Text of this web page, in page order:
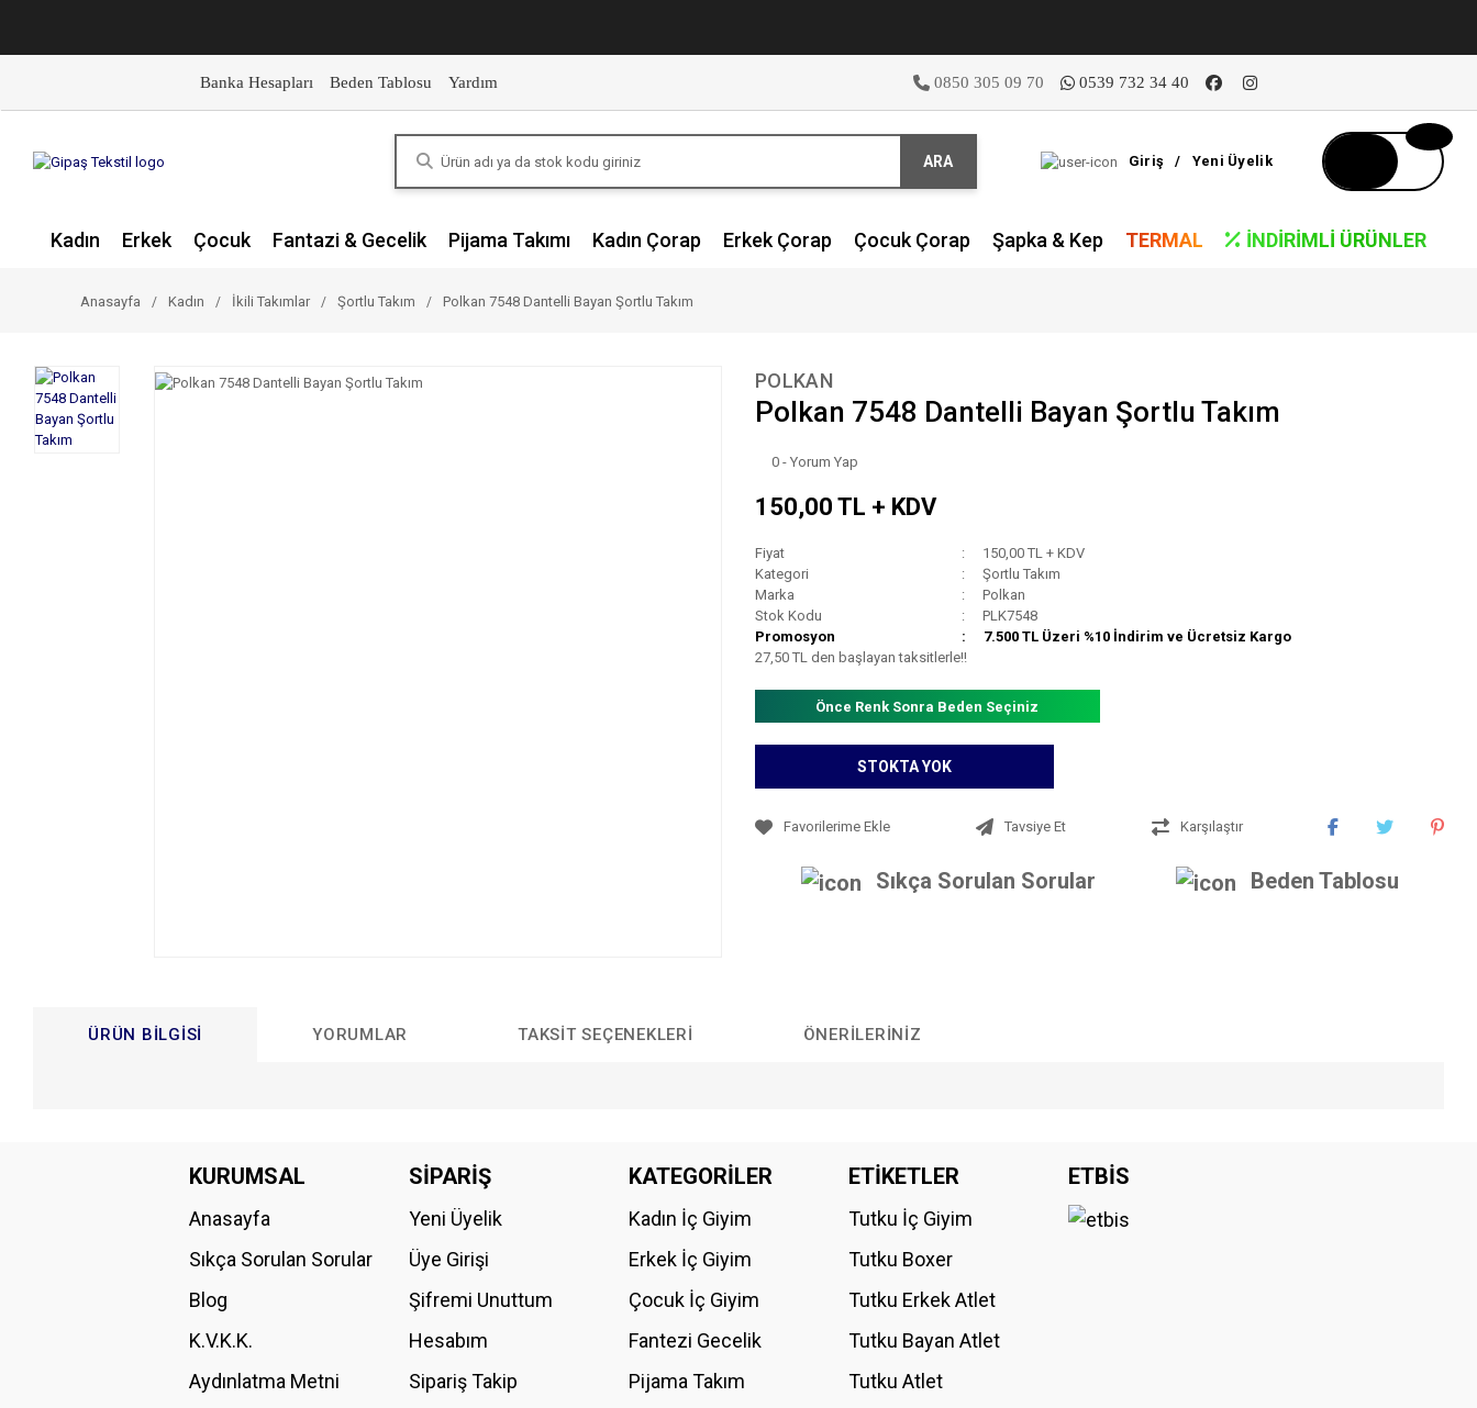
Banka Hesapları Beden Tablosu Yardım 0850 305 09 70 0539 732 34 40
ARA Giriş / Yeni Üyelik
Kadın Erkek Çocuk Fantazi & Gecelik Pijama Takımı Kadın Çorap Erkek Çorap Çocuk Çorap Şapka & Kep TERMAL İNDIRIMLI ÜRÜNLER
Anasayfa Kadın İkili Takımlar Şortlu Takım Polkan 7548 Dantelli Bayan Şortlu Takım
POLKAN
Polkan 7548 Dantelli Bayan Şortlu Takım
0 - Yorum Yap
150,00 TL + KDV
Fiyat
150,00 TL + KDV
Kategori
Şortlu Takım
Marka
Polkan
Stok Kodu
PLK7548
Promosyon
7.500 TL Üzeri %10 İndirim ve Ücretsiz Kargo
27,50 TL den başlayan taksitlerle!!
Önce Renk Sonra Beden Seçiniz
STOKTA YOK
Tavsiye Et Karşılaştır
Sıkça Sorulan Sorular Beden Tablosu
ÜRÜN BILGISI YORUMLAR TAKSIT SEÇENEKLERI ÖNERILERINIZ
Bu ürüne ilk yorumu siz yapın!
Ürün resmi kalitesiz, bozuk veya görüntülenemiyor.
Ürün fiyatı diğer sitelerden daha pahalı.
Bu ürüne benzer farklı alternatifler olmalı.
KURUMSAL
Anasayfa
Sıkça Sorulan Sorular
Blog
K.V.K.K.
Aydınlatma Metni
SİPARİŞ
Yeni Üyelik
Üye Girişi
Şifremi Unuttum
Hesabım
Sipariş Takip
KATEGORİLER
Kadın İç Giyim
Erkek İç Giyim
Çocuk İç Giyim
Fantezi Gecelik
Pijama Takım
ETİKETLER
Tutku İç Giyim
Tutku Boxer
Tutku Erkek Atlet
Tutku Bayan Atlet
Tutku Atlet
ETBİS